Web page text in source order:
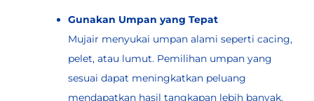
Gunakan Umpan yang Tepat
Mujair menyukai umpan alami seperti cacing,
pelet, atau lumut. Pemilihan umpan yang
sesuai dapat meningkatkan peluang
mendapatkan hasil tangkapan lebih banyak.